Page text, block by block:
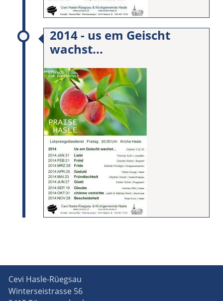
2014 - us em Geischt
wachst...
Cevi Hasle-Rüegsau
Winterseistrasse 56